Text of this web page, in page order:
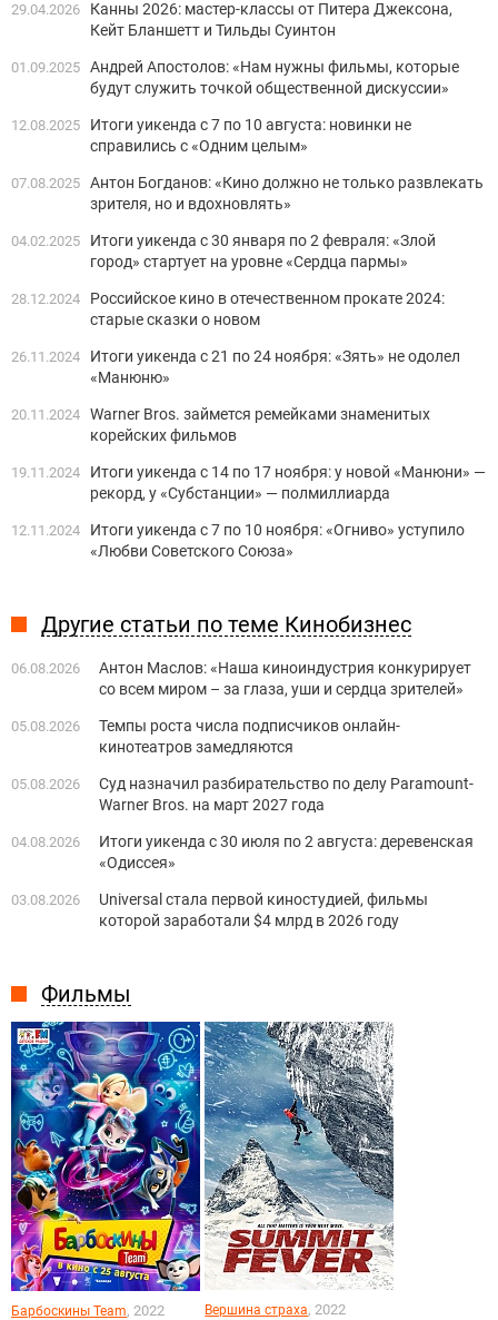
Фильмы
Барбоскины Team, 2022 Вершина страха, 2022
29.04.2026
Канны 2026: мастер-классы от Питера Джексона,
Кейт Бланшетт и Тильды Суинтон
01.09.2025 Андрей Апостолов: «Нам нужны фильмы, которые
будут служить точкой общественной дискуссии»
12.08.2025
Итоги уикенда с 7 по 10 августа: новинки не
справились с «Одним целым»
07.08.2025 Антон Богданов: «Кино должно не только развлекать
зрителя, но и вдохновлять»
04.02.2025
Итоги уикенда с 30 января по 2 февраля: «Злой
город» стартует на уровне «Сердца пармы»
28.12.2024
Российское кино в отечественном прокате 2024:
старые сказки о новом
26.11.2024
Итоги уикенда с 21 по 24 ноября: «Зять» не одолел
«Манюню»
20.11.2024 Warner Bros. займется ремейками знаменитых
корейских фильмов
19.11.2024
Итоги уикенда с 14 по 17 ноября: у новой «Манюни» —
рекорд, у «Субстанции» — полмиллиарда
12.11.2024
Итоги уикенда с 7 по 10 ноября: «Огниво» уступило
«Любви Советского Союза»
Другие статьи по теме Кинобизнес
06.08.2026
Антон Маслов: «Наша киноиндустрия конкурирует
со всем миром – за глаза, уши и сердца зрителей»
05.08.2026
Темпы роста числа подписчиков онлайн-
кинотеатров замедляются
05.08.2026
Суд назначил разбирательство по делу Paramount-
Warner Bros. на март 2027 года
04.08.2026
Итоги уикенда с 30 июля по 2 августа: деревенская
«Одиссея»
03.08.2026
Universal стала первой киностудией, фильмы
которой заработали $4 млрд в 2026 году